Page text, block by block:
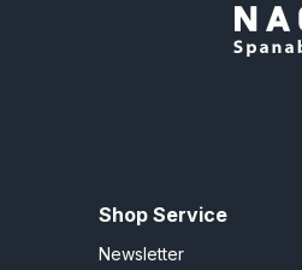
Shop Service
Newsletter